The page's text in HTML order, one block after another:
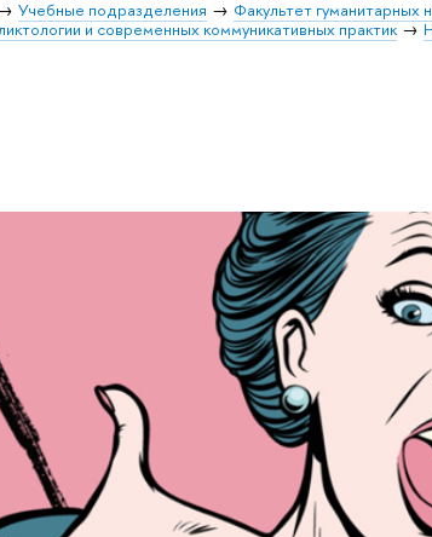
Учебные подразделения Факультет гуманитарных
и современных коммуникативных практик